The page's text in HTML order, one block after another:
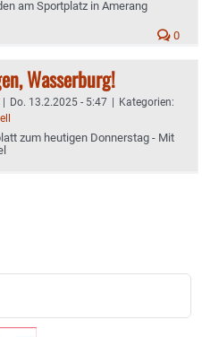
am Sportplatz in Amerang
0
Wasserburg!
| Do. 13.2.2025 - 5:47 | Kategorien:
zum heutigen Donnerstag - Mit